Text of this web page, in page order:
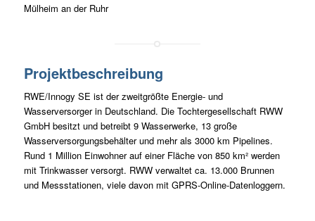
Mülheim an der Ruhr
Projektbeschreibung
RWE/Innogy SE ist der zweitgrößte Energie- und
Wasserversorger in Deutschland. Die Tochtergesellschaft RWW
GmbH besitzt und betreibt 9 Wasserwerke, 13 große
Wasserversorgungsbehälter und mehr als 3000 km Pipelines.
Rund 1 Million Einwohner auf einer Fläche von 850 km² werden
mit Trinkwasser versorgt. RWW verwaltet ca. 13.000 Brunnen
und Messstationen, viele davon mit GPRS-Online-Datenloggern.